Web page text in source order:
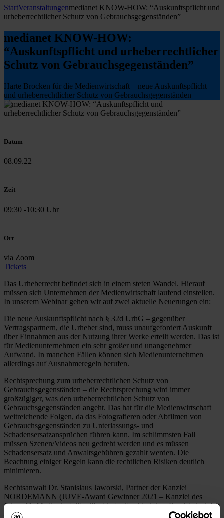
StartVeranstaltungenmedianet KNOW-HOW: “Auskunftspflicht und
urheberrechtlicher Schutz von Gebrauchsgegenständen”
medianet KNOW-HOW:
“Auskunftspflicht und urheberrechtlicher
Schutz von Gebrauchsgegenständen”
Harte Brocken für die Medienwirtschaft – neue Auskunftspflicht
und urheberrechtlicher Schutz von Gebrauchsgegenständen
Datum
08.09.22
Zeit
09:30 -10:30 Uhr
Ort
via Zoom
Tickets
Das Urheberrecht befindet sich in einem steten Wandel. Hierauf
müssen sich Unternehmen der Medienwirtschaft laufend einstellen.
In unserem Webinar gehen wir auf zwei aktuelle Neuerungen ein:
Die neue Auskunftspflicht nach § 32d UrhG – gegenüber
Vertragspartnern, die Urheber sind, muss unaufgefordert Auskunft
über Einnahmen aus der Nutzung ihrer Werke erteilt werden. Das ist
für Medienunternehmen ein sehr großer und unangenehmer
Aufwand. In manchen Fällen können sich Medienunternehmen
allerdings auf Ausnahmeregeln berufen.
Rechtsprechung zum urheberrechtlichen Schutz von
Gebrauchsgegenständen – die Rechtsprechung wird immer
großzügiger, was den urheberrechtlichen Schutz von
Gebrauchsgegenständen angeht. Das hat für die Medienwirtschaft
weitreichende Folgen, da das Fotografieren oder Abfilmen von
Gebrauchsgegenständen zu Unterlassungs- und
Schadensersatzansprüchen führen kann. Im schlimmsten Fall
müssen Szenen/Videos neu gedreht werden und es müssen
Schadensersatz und Anwaltsgebühren gezahlt werden. Die
Beachtung einiger Regeln kann die rechtlichen Risiken deutlich
minimieren.
Rechtsanwalt Dr. Stanislaus Jaworski, Partner der Kanzlei
NORDEMANN (JUVE-Award Gewinner 2021 – Kanzlei des
Jahres für Medien), stellt – illustriert mit zahlreichen Praxisbeispielen
– die genannten Neuerungen dar und gibt konkrete